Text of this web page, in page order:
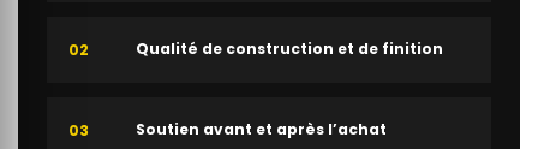
02 Qualité de construction et de finition
03 Soutien avant et après l’achat